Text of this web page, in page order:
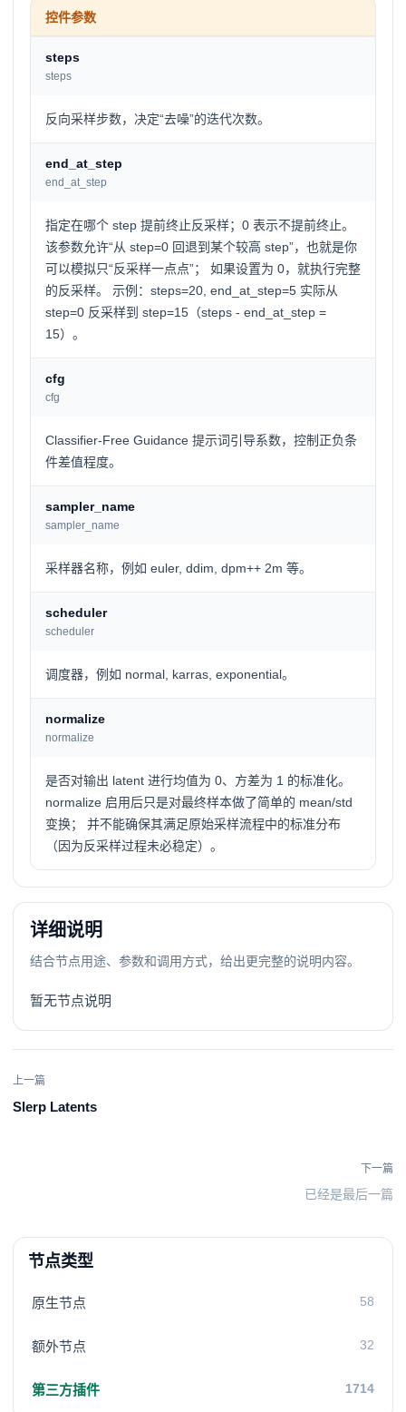
控件参数
steps
steps
反向采样步数，决定“去噪”的迭代次数。
end_at_step
end_at_step
指定在哪个 step 提前终止反采样；0 表示不提前终止。
该参数允许“从 step=0 回退到某个较高 step”，也就是你
可以模拟只“反采样一点点”； 如果设置为 0，就执行完整
的反采样。 示例：steps=20, end_at_step=5 实际从
step=0 反采样到 step=15（steps - end_at_step =
15）。
cfg
cfg
Classifier-Free Guidance 提示词引导系数，控制正负条
件差值程度。
sampler_name
sampler_name
采样器名称，例如 euler, ddim, dpm++ 2m 等。
scheduler
scheduler
调度器，例如 normal, karras, exponential。
normalize
normalize
是否对输出 latent 进行均值为 0、方差为 1 的标准化。
normalize 启用后只是对最终样本做了简单的 mean/std
变换； 并不能确保其满足原始采样流程中的标准分布
（因为反采样过程未必稳定）。
详细说明
结合节点用途、参数和调用方式，给出更完整的说明内容。
暂无节点说明
上一篇
Slerp Latents
下一篇
已经是最后一篇
节点类型
原生节点 58
额外节点 32
第三方插件 1714